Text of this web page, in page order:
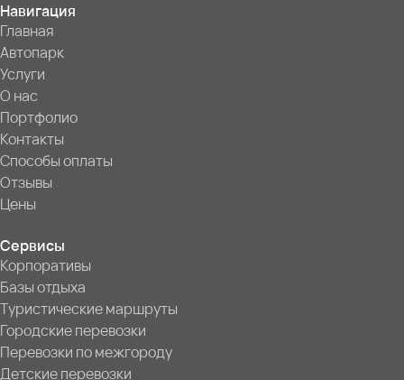
Навигация
Главная
Автопарк
Услуги
О нас
Портфолио
Контакты
Способы оплаты
Отзывы
Цены
Сервисы
Корпоративы
Базы отдыха
Туристические маршруты
Городские перевозки
Перевозки по межгороду
Детские перевозки